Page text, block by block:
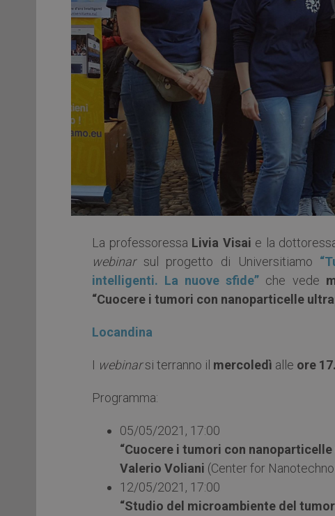
La professoressa Livia Visai e la
webinarsul progetto di Universitiamo
intelligenti. La nuove sfide” che vede
“Cuocere i tumori con nanoparticelle
Locandina
I webinarsi terranno il mercoledì alle ore
Programma:
05/05/2021, 17:00
“Cuocere i tumori con
Valerio Voliani (Center for
12/05/2021, 17:00
“Studio del microambiente del